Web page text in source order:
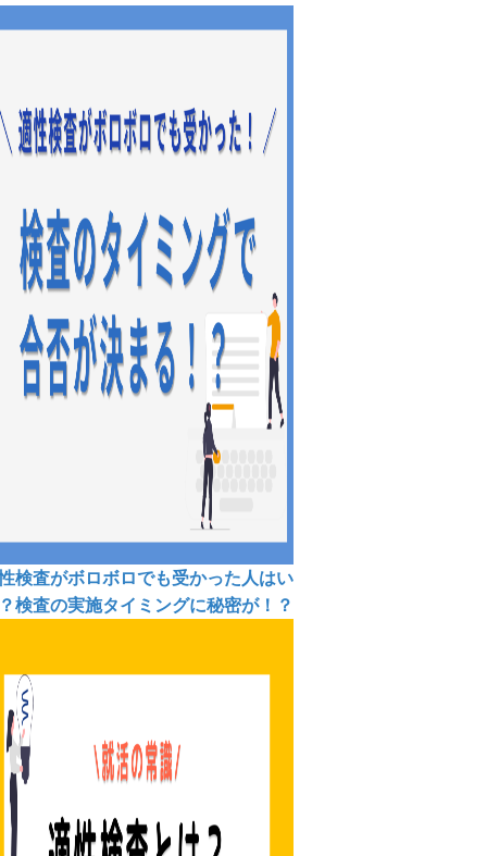
検査がボロボロでも受かった人はい
検査の実施タイミングに秘密が！？